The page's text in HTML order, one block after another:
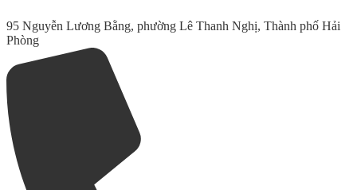
95 Nguyễn Lương Bằng, phường Lê Thanh Nghị, Thành phố Hải
Phòng